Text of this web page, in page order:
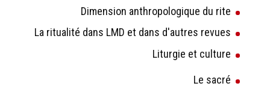
Dimension anthropologique du rite
La ritualité dans LMD et dans d'autres revues
Liturgie et culture
Le sacré